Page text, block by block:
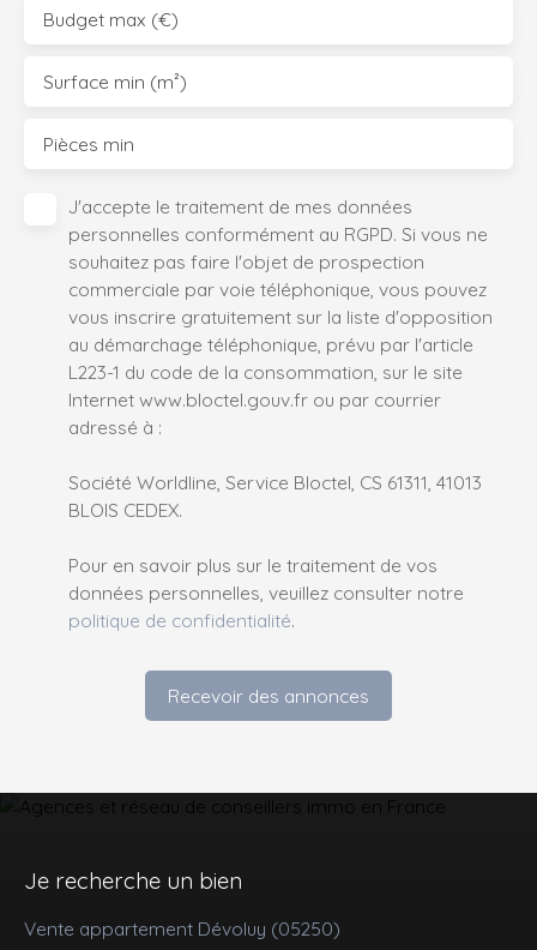
Budget max (€)
Surface min (m²)
Pièces min
J'accepte le traitement de mes données
personnelles conformément au RGPD. Si vous ne
souhaitez pas faire l'objet de prospection
commerciale par voie téléphonique, vous pouvez
vous inscrire gratuitement sur la liste d'opposition
au démarchage téléphonique, prévu par l'article
L223-1 du code de la consommation, sur le site
Internet www.bloctel.gouv.fr ou par courrier
adressé à :
Société Worldline, Service Bloctel, CS 61311, 41013
BLOIS CEDEX.
Pour en savoir plus sur le traitement de vos
données personnelles, veuillez consulter notre
politique de confidentialité.
Recevoir des annonces
Je recherche un bien
Vente appartement Dévoluy (05250)